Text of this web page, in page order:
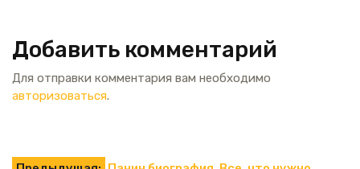
Добавить комментарий
Для отправки комментария вам необходимо
авторизоваться.